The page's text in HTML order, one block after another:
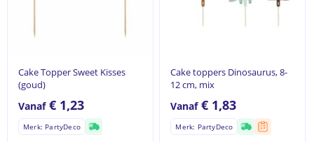
Cake Topper Sweet Kisses
(goud)
Vanaf€ 1,23
Merk: PartyDeco
Cake toppers Dinosaurus, 8-
12 cm, mix
Vanaf€ 1,83
Merk: PartyDeco